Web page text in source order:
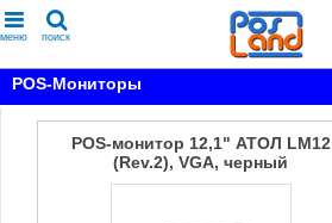
меню поиск
POS-Мониторы
POS-монитор 12,1" АТОЛ LM12
(Rev.2), VGA, черный